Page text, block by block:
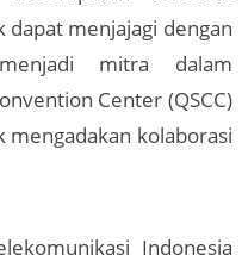
menjajagi dengan
mitra dalam
Center (QSCC)
mengadakan kolaborasi
Indonesia